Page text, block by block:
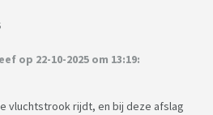
op 22-10-2025 om 13:19:
vluchtstrook rijdt, en bij deze afslag